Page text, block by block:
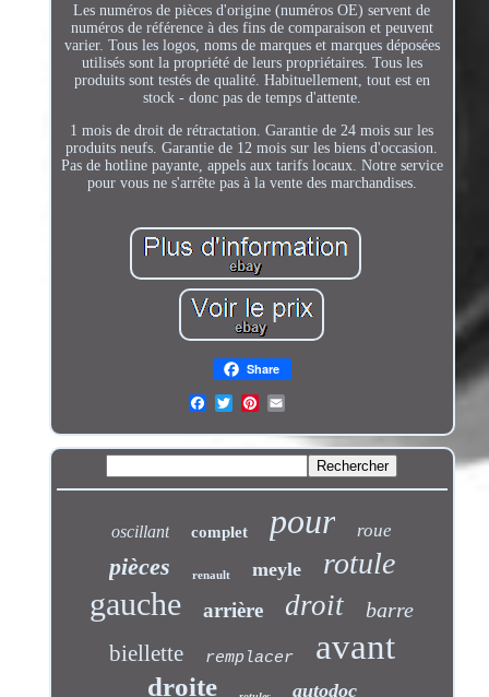
Les numéros de pièces d'origine (numéros OE) servent de
numéros de référence à des fins de comparaison et peuvent
varier. Tous les logos, noms de marques et marques déposées
utilisés sont la propriété de leurs propriétaires. Tous les
produits sont testés de qualité. Habituellement, tout est en
stock - donc pas de temps d'attente.
1 mois de droit de rétractation. Garantie de 24 mois sur les
produits neufs. Garantie de 12 mois sur les biens d'occasion.
Pas de hotline payante, appels aux tarifs locaux. Notre service
pour vous ne s'arrête pas à la vente des marchandises.
Share
oscillant complet pour roue
pièces renault meyle rotule
gauche arrière droit barre
biellette remplacer avant
droite autodoc